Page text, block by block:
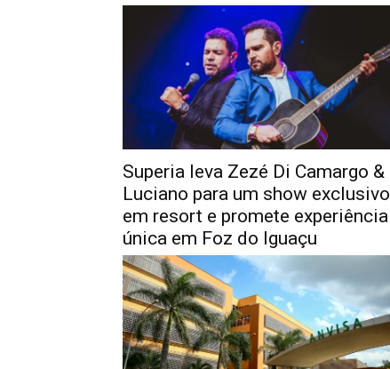
Superia leva Zezé Di Camargo &
Luciano para um show exclusivo
em resort e promete experiência
única em Foz do Iguaçu